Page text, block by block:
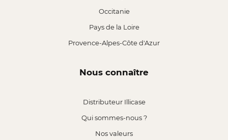
Occitanie
Pays de la Loire
Provence-Alpes-Côte d'Azur
Nous connaître
Distributeur Illicase
Qui sommes-nous ?
Nos valeurs